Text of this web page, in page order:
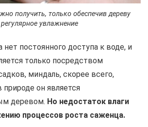
получить, только обеспечив дереву
регулярное увлажнение
нет постоянного доступа к воде, и
только посредством
миндаль, скорее всего,
он является
деревом. Но недостаток влаги
процессов роста саженца.